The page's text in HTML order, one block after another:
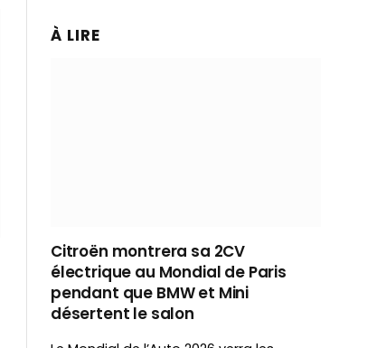
À LIRE
Citroën montrera sa 2CV
électrique au Mondial de Paris
pendant que BMW et Mini
désertent le salon